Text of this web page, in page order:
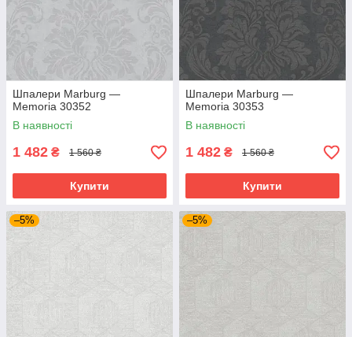
Шпалери Marburg —
Memoria 30352
В наявності
1 482 ₴ 1 560 ₴
Купити
Шпалери Marburg —
Memoria 30353
В наявності
1 482 ₴ 1 560 ₴
Купити
–5% –5%